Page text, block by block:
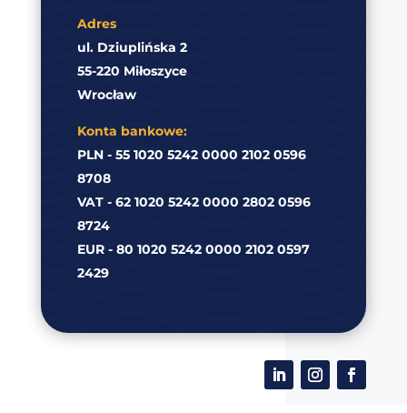
Adres
ul. Dziuplińska 2
55-220 Miłoszyce
Wrocław
Konta bankowe:
PLN - 55 1020 5242 0000 2102 0596
8708
VAT - 62 1020 5242 0000 2802 0596
8724
EUR - 80 1020 5242 0000 2102 0597
2429